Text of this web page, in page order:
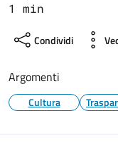
1 min
Condividi
Argomenti
Cultura